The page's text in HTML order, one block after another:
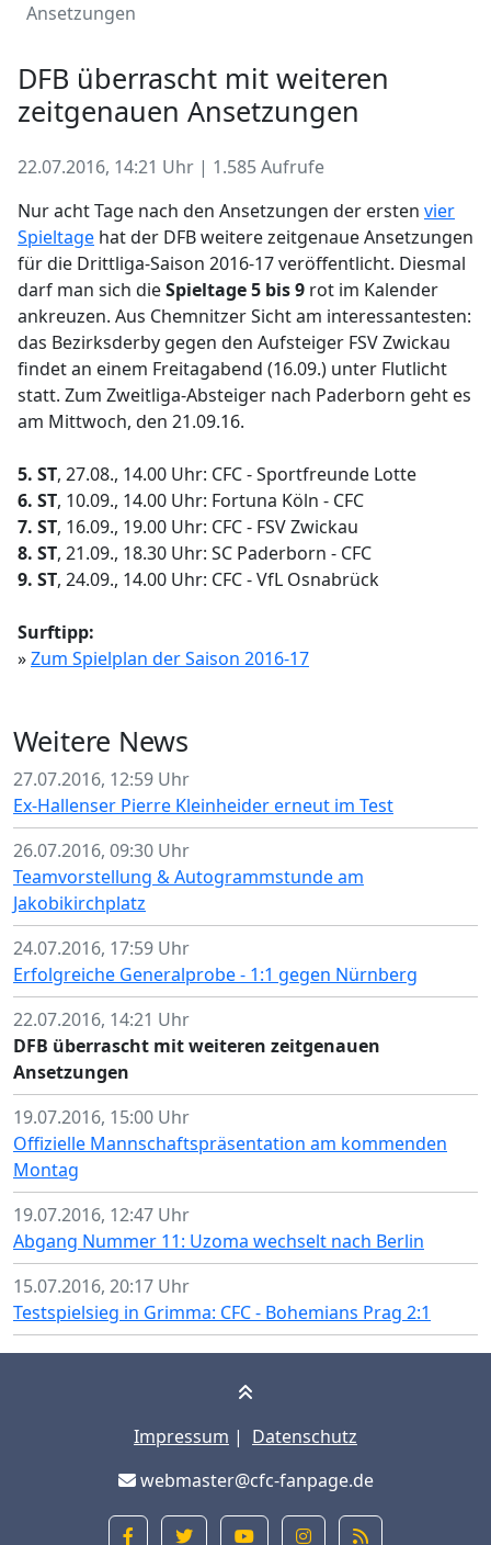
Ansetzungen
DFB überrascht mit weiteren
zeitgenauen Ansetzungen
22.07.2016, 14:21 Uhr | 1.585 Aufrufe
Nur acht Tage nach den Ansetzungen der ersten vier
Spieltage hat der DFB weitere zeitgenaue Ansetzungen
für die Drittliga-Saison 2016-17 veröffentlicht. Diesmal
darf man sich dieSpieltage 5 bis 9 rot im Kalender
ankreuzen. Aus Chemnitzer Sicht am interessantesten:
das Bezirksderby gegen den Aufsteiger FSV Zwickau
findet an einem Freitagabend (16.09.) unter Flutlicht
statt. Zum Zweitliga-Absteiger nach Paderborn geht es
am Mittwoch, den 21.09.16.
5. ST, 27.08., 14.00 Uhr: CFC - Sportfreunde Lotte
6. ST, 10.09., 14.00 Uhr: Fortuna Köln - CFC
7. ST, 16.09., 19.00 Uhr: CFC - FSV Zwickau
8. ST, 21.09., 18.30 Uhr: SC Paderborn - CFC
9. ST, 24.09., 14.00 Uhr: CFC - VfL Osnabrück
Surftipp:
»Zum Spielplan der Saison 2016-17
Weitere News
27.07.2016, 12:59 Uhr
Ex-Hallenser Pierre Kleinheider erneut im Test
26.07.2016, 09:30 Uhr
Teamvorstellung & Autogrammstunde am
Jakobikirchplatz
24.07.2016, 17:59 Uhr
Erfolgreiche Generalprobe - 1:1 gegen Nürnberg
22.07.2016, 14:21 Uhr
DFB überrascht mit weiteren zeitgenauen
Ansetzungen
19.07.2016, 15:00 Uhr
Offizielle Mannschaftspräsentation am kommenden
Montag
19.07.2016, 12:47 Uhr
Abgang Nummer 11: Uzoma wechselt nach Berlin
15.07.2016, 20:17 Uhr
Testspielsieg in Grimma: CFC - Bohemians Prag 2:1
Impressum | Datenschutz
webmaster@cfc-fanpage.de